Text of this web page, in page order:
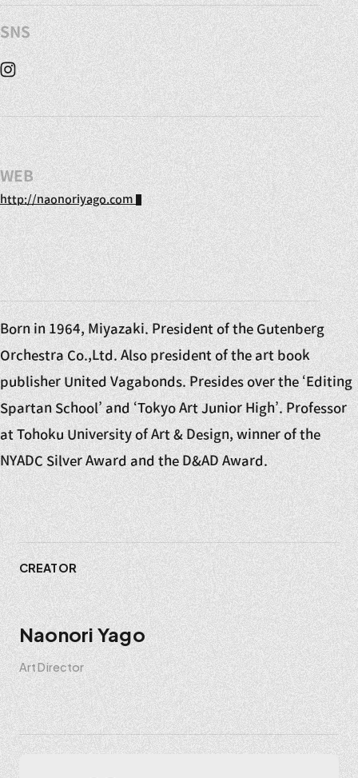
SNS
Instagram
WEB
http://naonoriyago.com
Born in 1964, Miyazaki. President of the Gutenberg
Orchestra Co.,Ltd. Also president of the art book
publisher United Vagabonds. Presides over the ‘Editing
Spartan School’ and ‘Tokyo Art Junior High’. Professor
at Tohoku University of Art & Design, winner of the
NYADC Silver Award and the D&AD Award.
CREATOR
Naonori Yago
Art Director